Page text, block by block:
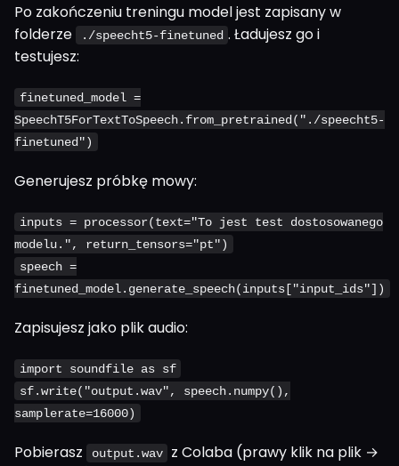
Po zakończeniu treningu model jest zapisany w
folderze
./speecht5-finetuned . Ładujesz go i
testujesz:
finetuned_model =
SpeechT5ForTextToSpeech.from_pretrained("./speecht5-
finetuned")
Generujesz próbkę mowy:
inputs = processor(text="To jest test dostosowanego
modelu.", return_tensors="pt")
speech =
finetuned_model.generate_speech(inputs["input_ids"])
Zapisujesz jako plik audio:
import soundfile as sf
sf.write("output.wav", speech.numpy(),
samplerate=16000)
Pobierasz output.wav
z Colaba (prawy klik na plik →